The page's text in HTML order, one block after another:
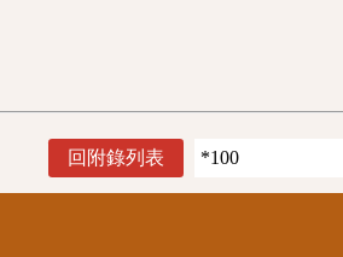
回附錄列表